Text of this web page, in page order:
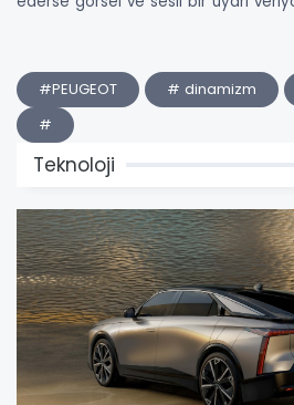
#PEUGEOT # dinamizm
#
Teknoloji